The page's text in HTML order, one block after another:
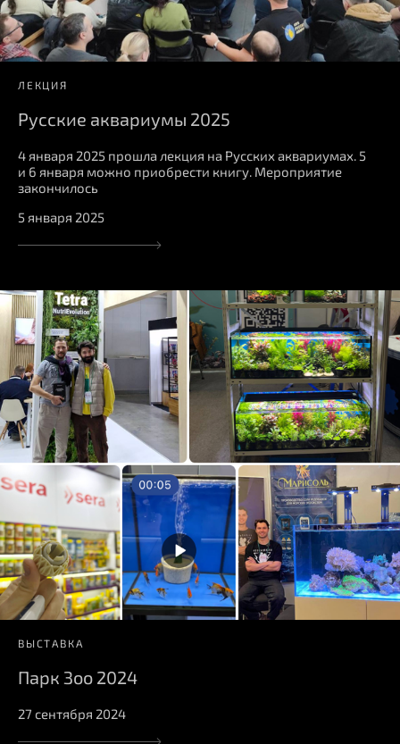
ЛЕКЦИЯ
Русские аквариумы 2025
4 января 2025 прошла лекция на Русских аквариумах. 5
и 6 января можно приобрести книгу. Мероприятие
закончилось
5 января 2025
ВЫСТАВКА
Парк Зоо 2024
27 сентября 2024